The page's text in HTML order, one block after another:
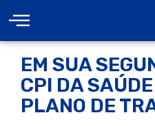
EM SUA
CPI DA
PLANO DE